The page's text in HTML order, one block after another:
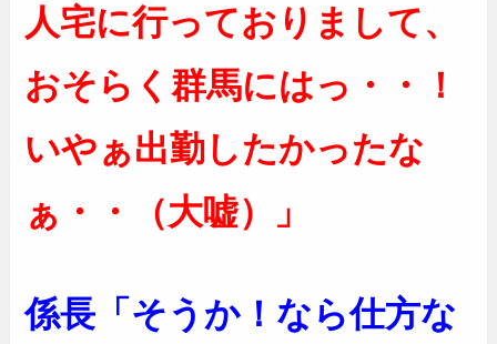
人宅に行っておりまして、
おそらく群馬にはっ・・！
いやぁ出勤したかったな
ぁ・・（大嘘）」
係長「そうか！なら仕方な